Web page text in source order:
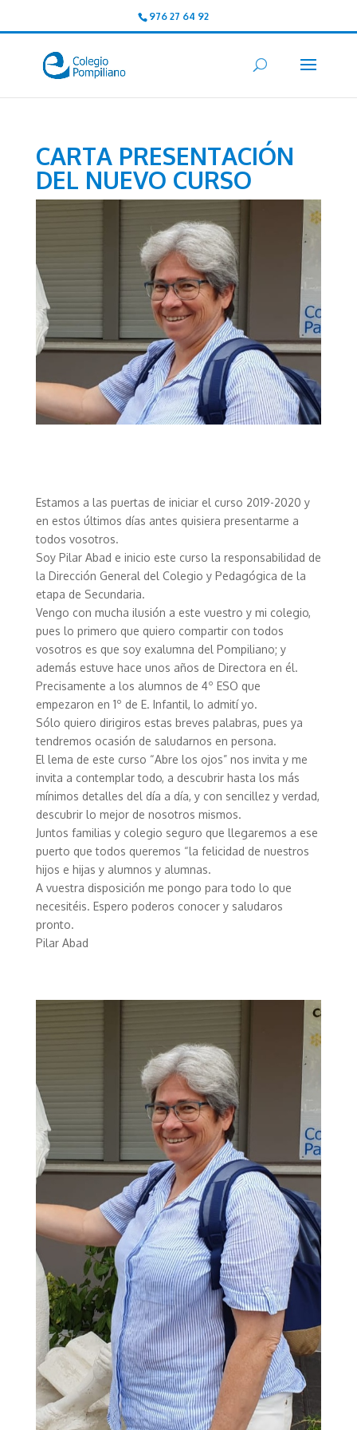
976 27 64 92
CARTA PRESENTACIÓN
DEL NUEVO CURSO
Estamos a las puertas de iniciar el curso 2019-2020 y
en estos últimos días antes quisiera presentarme a
todos vosotros.
Soy Pilar Abad e inicio este curso la responsabilidad de
la Dirección General del Colegio y Pedagógica de la
etapa de Secundaria.
Vengo con mucha ilusión a este vuestro y mi colegio,
pues lo primero que quiero compartir con todos
vosotros es que soy exalumna del Pompiliano; y
además estuve hace unos años de Directora en él.
Precisamente a los alumnos de 4º ESO que
empezaron en 1º de E. Infantil, lo admití yo.
Sólo quiero dirigiros estas breves palabras, pues ya
tendremos ocasión de saludarnos en persona.
El lema de este curso “Abre los ojos” nos invita y me
invita a contemplar todo, a descubrir hasta los más
mínimos detalles del día a día, y con sencillez y verdad,
descubrir lo mejor de nosotros mismos.
Juntos familias y colegio seguro que llegaremos a ese
puerto que todos queremos “la felicidad de nuestros
hijos e hijas y alumnos y alumnas.
A vuestra disposición me pongo para todo lo que
necesitéis. Espero poderos conocer y saludaros
pronto.
Pilar Abad